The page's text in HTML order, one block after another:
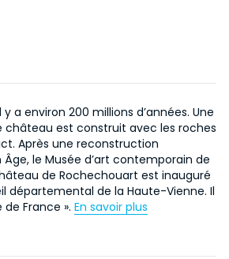
a environ 200 millions d’années. Une
est construit avec les roches
Après une reconstruction
Âge, le Musée d’art contemporain de
de Rochechouart est inauguré
départemental de la Haute-Vienne. Il
France ». En savoir plus